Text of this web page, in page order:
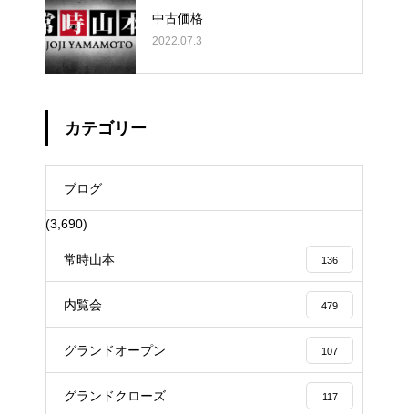
中古価格
2022.07.3
カテゴリー
ブログ
(3,690)
常時山本 136
内覧会 479
グランドオープン 107
グランドクローズ 117